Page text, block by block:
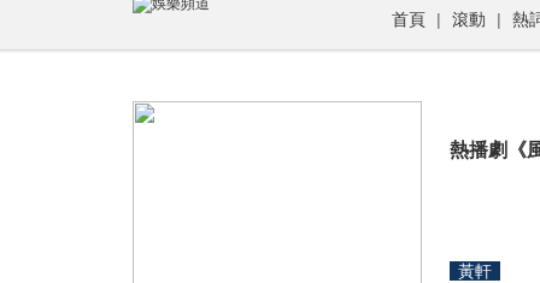
首頁 | 滾動 | 熱
熱播劇《
黃軒